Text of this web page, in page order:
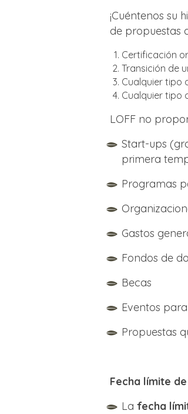
¡Cuéntenos su
de propuestas
Certificación
Transición de
Cualquier tipo
Cualquier tipo
LOFF no
Start-ups
primera
Programas
Gastos
Fondos de
Becas
Eventos
Propuestas
Fecha límite
La fecha